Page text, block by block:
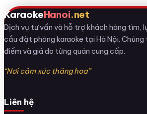
KaraokeHanoi.net
Dịch vụ tư vấn và hỗ trợ khách hàng tìm,
cầu đặt phòng karaoke tại Hà Nội.
điểm và giá do từng quán cung cấp.
“Nơi cảm xúc thăng hoa”
Liên hệ